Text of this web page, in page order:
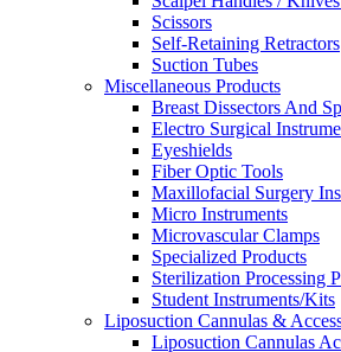
Scissors
Self-Retaining Retractors
Suction Tubes
Miscellaneous Products
Breast Dissectors And
Electro Surgical
Eyeshields
Fiber Optic Tools
Maxillofacial Surgery
Micro Instruments
Microvascular Clamps
Specialized Products
Sterilization Processing
Student Instruments/Kits
Liposuction Cannulas &
Liposuction Cannulas